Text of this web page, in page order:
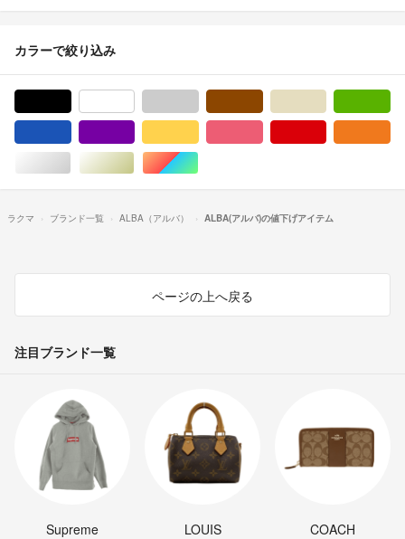
カラーで絞り込み
シルバー/銀色系ゴールド/金色系マルチカラー
ラクマ ブランド一覧 ALBA（アルバ） ALBA(アルバ)の値下げアイテム
ページの上へ戻る
注目ブランド一覧
Supreme
LOUIS
COACH